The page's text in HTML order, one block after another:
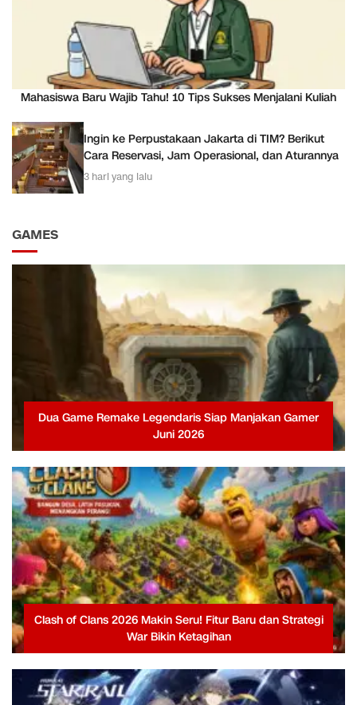
Mahasiswa Baru Wajib Tahu! 10 Tips Sukses Menjalani Kuliah
Ingin ke Perpustakaan Jakarta di TIM? Berikut
Cara Reservasi, Jam Operasional, dan Aturannya
3 hari yang lalu
GAMES
Dua Game Remake Legendaris Siap Manjakan Gamer
Juni 2026
Clash of Clans 2026 Makin Seru! Fitur Baru dan Strategi
War Bikin Ketagihan